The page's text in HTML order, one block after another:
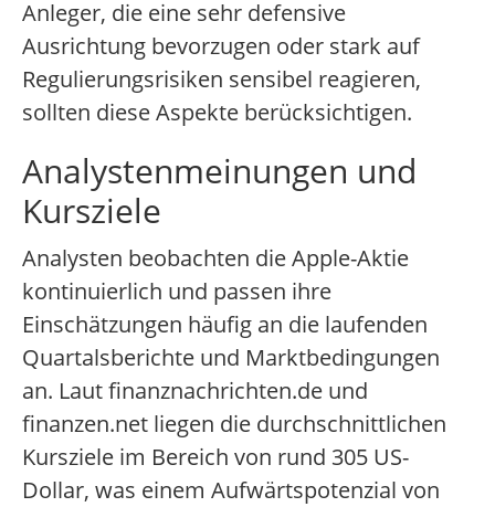
Anleger, die eine sehr defensive
Ausrichtung bevorzugen oder stark auf
Regulierungsrisiken sensibel reagieren,
sollten diese Aspekte berücksichtigen.
Analystenmeinungen und
Kursziele
Analysten beobachten die Apple-Aktie
kontinuierlich und passen ihre
Einschätzungen häufig an die laufenden
Quartalsberichte und Marktbedingungen
an. Laut finanznachrichten.de und
finanzen.net liegen die durchschnittlichen
Kursziele im Bereich von rund 305 US-
Dollar, was einem Aufwärtspotenzial von